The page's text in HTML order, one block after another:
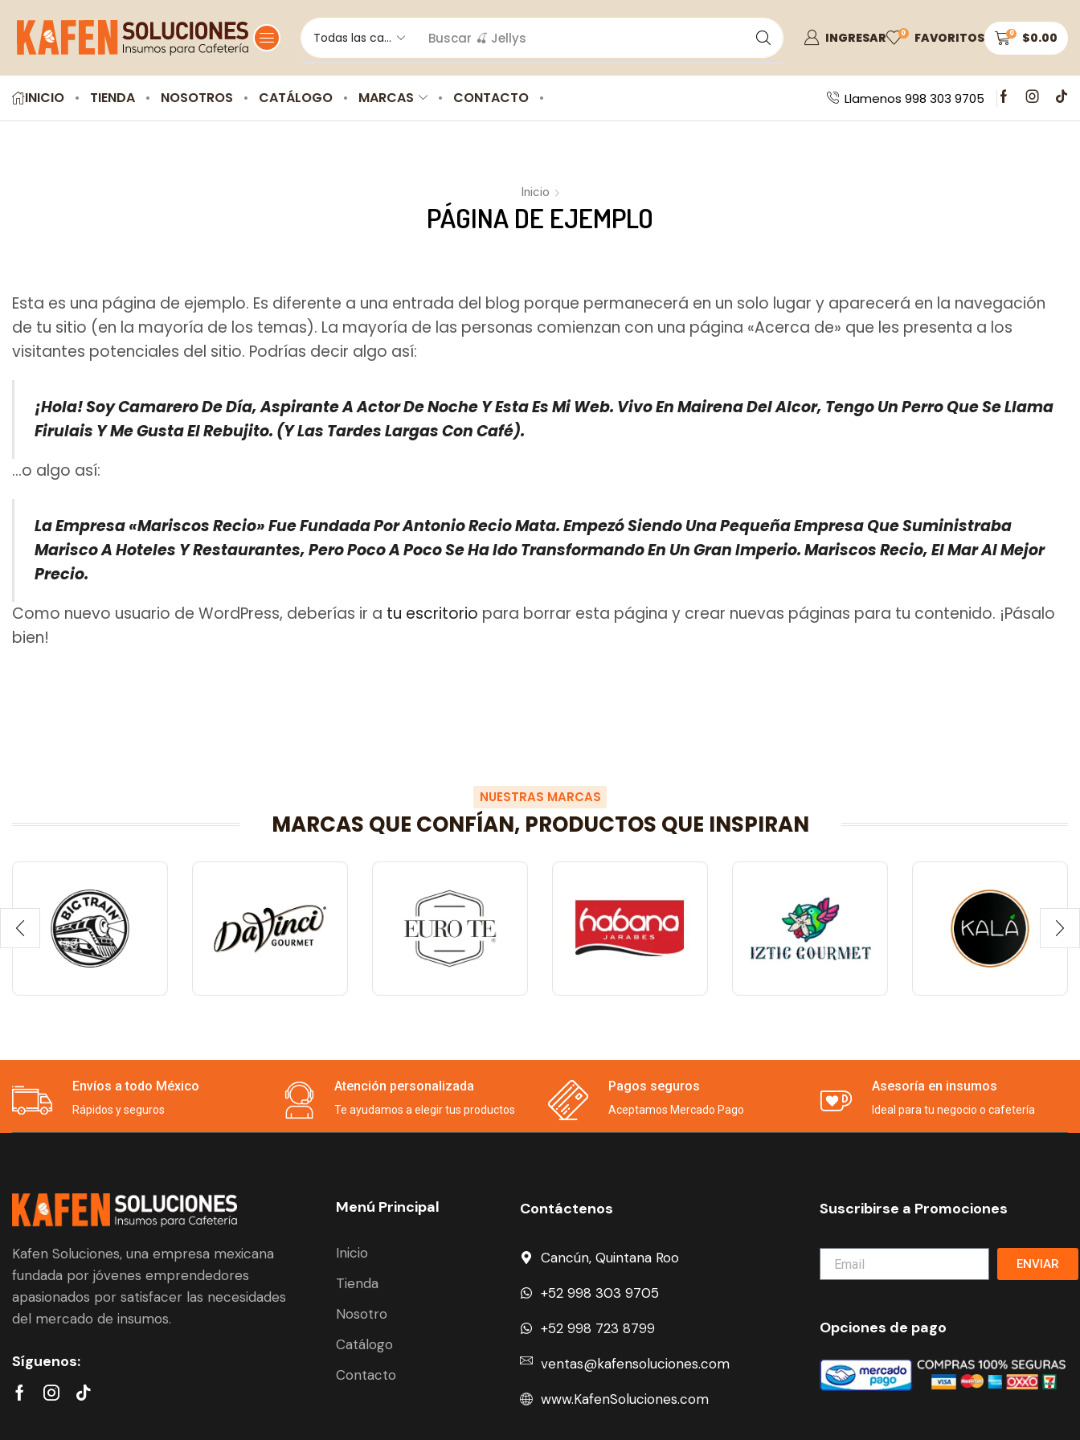
Buscar 🍫 Salsas INGRESAR 0 FAVORITOS 0 $0.00
INICIO TIENDA NOSOTROS CATÁLOGO MARCAS CONTACTO Llamenos 998 303 9705
Inicio
PÁGINA DE EJEMPLO
Esta es una página de ejemplo. Es diferente a una entrada del blog porque permanecerá en un solo lugar y aparecerá en la navegación
de tu sitio (en la mayoría de los temas). La mayoría de las personas comienzan con una página «Acerca de» que les presenta a los
visitantes potenciales del sitio. Podrías decir algo así:
¡Hola! Soy Camarero De Día, Aspirante A Actor De Noche Y Esta Es Mi Web. Vivo En Mairena Del Alcor, Tengo Un Perro Que Se Llama
Firulais Y Me Gusta El Rebujito. (Y Las Tardes Largas Con Café).
…o algo así:
La Empresa «Mariscos Recio» Fue Fundada Por Antonio Recio Mata. Empezó Siendo Una Pequeña Empresa Que Suministraba
Marisco A Hoteles Y Restaurantes, Pero Poco A Poco Se Ha Ido Transformando En Un Gran Imperio. Mariscos Recio, El Mar Al Mejor
Precio.
Como nuevo usuario de WordPress, deberías ir a tu escritorio para borrar esta página y crear nuevas páginas para tu contenido. ¡Pásalo
bien!
NUESTRAS MARCAS
MARCAS QUE CONFÍAN, PRODUCTOS QUE INSPIRAN
Envíos a todo México
Rápidos y seguros
Atención personalizada
Te ayudamos a elegir tus productos
Pagos seguros
Aceptamos Mercado Pago
Asesoría en insumos
Ideal para tu negocio o cafetería
Kafen Soluciones, una empresa mexicana
fundada por jóvenes emprendedores
apasionados por satisfacer las necesidades
del mercado de insumos.
Síguenos:
Menú Principal
Inicio
Tienda
Nosotro
Catálogo
Contacto
Contáctenos
Cancún, Quintana Roo
+52 998 303 9705
+52 998 723 8799
ventas@kafensoluciones.com
www.KafenSoluciones.com
Suscribirse a Promociones
ENVIAR
Opciones de pago